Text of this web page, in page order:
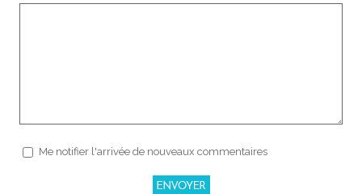
Me notifier l'arrivée de nouveaux commentaires